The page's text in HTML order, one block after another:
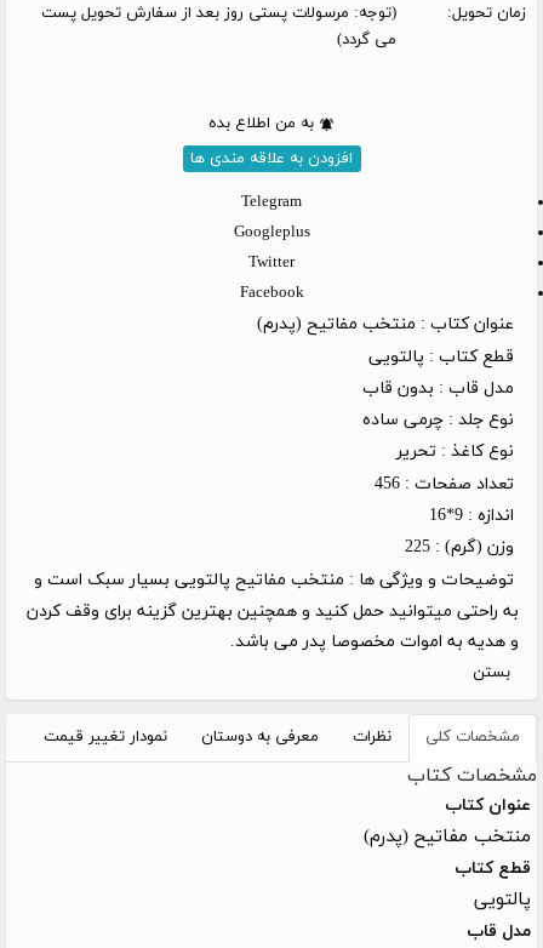
زمان تحویل:
(توجه: مرسولات پستی روز بعد از سفارش تحویل پست
می گردد)
به من اطلاع بده
افزودن به علاقه مندی ها
Telegram
Googleplus
Twitter
Facebook
عنوان کتاب : منتخب مفاتیح (پدرم)
قطع کتاب : پالتویی
مدل قاب : بدون قاب
نوع جلد : چرمی ساده
نوع کاغذ : تحریر
تعداد صفحات : 456
اندازه : 9*16
وزن (گرم) : 225
توضیحات و ویژگی ها : منتخب مفاتیح پالتویی بسیار سبک است و
به راحتی میتوانید حمل کنید و همچنین بهترین گزینه برای وقف کردن
و هدیه به اموات مخصوصا پدر می باشد.
بستن
مشخصات کلی نظرات معرفی به دوستان نمودار تغییر قیمت
مشخصات کتاب
عنوان کتاب
منتخب مفاتیح (پدرم)
قطع کتاب
پالتویی
مدل قاب